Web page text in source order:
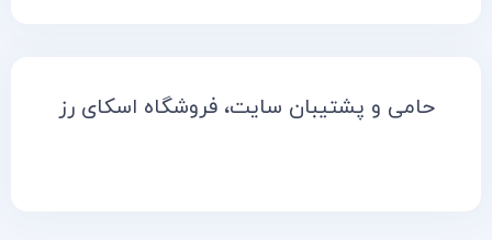
حامی و پشتیبان سایت، فروشگاه اسکای رز